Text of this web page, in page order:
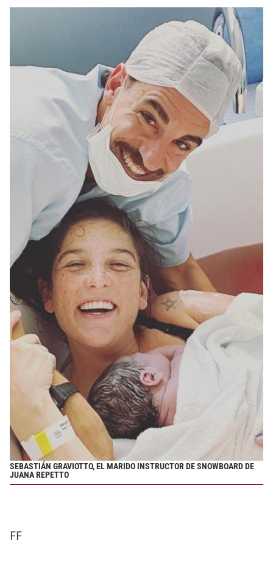
SEBASTIÁN GRAVIOTTO, EL MARIDO INSTRUCTOR DE SNOWBOARD DE
JUANA REPETTO
FF